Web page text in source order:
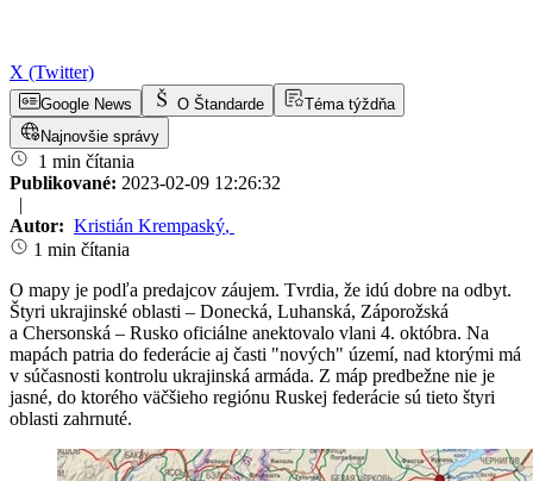
X (Twitter)
Google News O Štandarde
Téma týždňa
Najnovšie správy
1 min čítania
Publikované: 2023-02-09 12:26:32
|
Autor: Kristián Krempaský,
1 min čítania
O mapy je podľa predajcov záujem. Tvrdia, že idú dobre na odbyt.
Štyri ukrajinské oblasti – Donecká, Luhanská, Záporožská
a Chersonská – Rusko oficiálne anektovalo vlani 4. októbra. Na
mapách patria do federácie aj časti "nových" území, nad ktorými má
v súčasnosti kontrolu ukrajinská armáda. Z máp predbežne nie je
jasné, do ktorého väčšieho regiónu Ruskej federácie sú tieto štyri
oblasti zahrnuté.